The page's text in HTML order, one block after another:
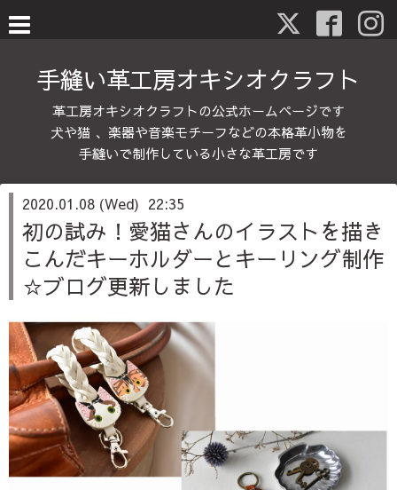
手縫い革工房オキシオクラフト
革工房オキシオクラフトの公式ホームページです
犬や猫 、楽器や音楽モチーフなどの本格革小物を
手縫いで制作している小さな革工房です
2020.01.08 (Wed) 22:35
初の試み！愛猫さんのイラストを描き
こんだキーホルダーとキーリング制作
☆ブログ更新しました